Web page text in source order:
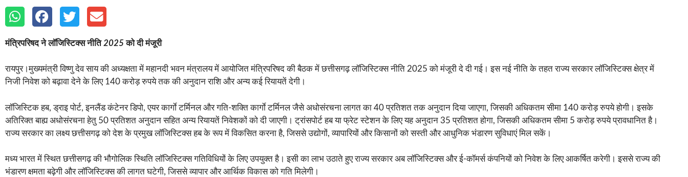
मंत्रिपरिषद ने लॉजिस्टिक्स नीति2025को दी मंजूरी
रायपुर।मुख्यमंत्री विष्णु देव साय की अध्यक्षता में महानदी भवन मंत्रालय में आयोजित मंत्रिपरिषद की बैठक में छत्तीसगढ़ लॉजिस्टिक्स नीति 2025 को मंजूरी दे दी गई। इस नई नीति के तहत राज्य सरकार लॉजिस्टिक्स क्षेत्र में
निजी निवेश को बढ़ावा देने के लिए 140 करोड़ रुपये तक की अनुदान राशि और अन्य कई रियायतें देगी।
लॉजिस्टिक हब, ड्राइ पोर्ट, इनलैंड कंटेनर डिपो, एयर कार्गाे टर्मिनल और गति-शक्ति कार्गाे टर्मिनल जैसे अधोसंरचना लागत का 40 प्रतिशत तक अनुदान दिया जाएगा, जिसकी अधिकतम सीमा 140 करोड़ रुपये होगी। इसके
अतिरिक्त बाह्य अधोसंरचना हेतु 50 प्रतिशत अनुदान सहित अन्य रियायतें निवेशकों को दी जाएगी। ट्रांसपोर्ट हब या फ्रेट स्टेशन के लिए यह अनुदान 35 प्रतिशत होगा, जिसकी अधिकतम सीमा 5 करोड़ रुपये प्रावधानित है।
राज्य सरकार का लक्ष्य छत्तीसगढ़ को देश के प्रमुख लॉजिस्टिक्स हब के रूप में विकसित करना है, जिससे उद्योगों, व्यापारियों और किसानों को सस्ती और आधुनिक भंडारण सुविधाएं मिल सकें।
मध्य भारत में स्थित छत्तीसगढ़ की भौगोलिक स्थिति लॉजिस्टिक्स गतिविधियों के लिए उपयुक्त है। इसी का लाभ उठाते हुए राज्य सरकार अब लॉजिस्टिक्स और ई-कॉमर्स कंपनियों को निवेश के लिए आकर्षित करेगी। इससे राज्य की
भंडारण क्षमता बढ़ेगी और लॉजिस्टिक्स की लागत घटेगी, जिससे व्यापार और आर्थिक विकास को गति मिलेगी।